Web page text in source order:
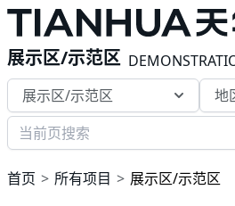
展示区/示范区
展示区/示范区
地
首页 所有项目 展示区/示范区